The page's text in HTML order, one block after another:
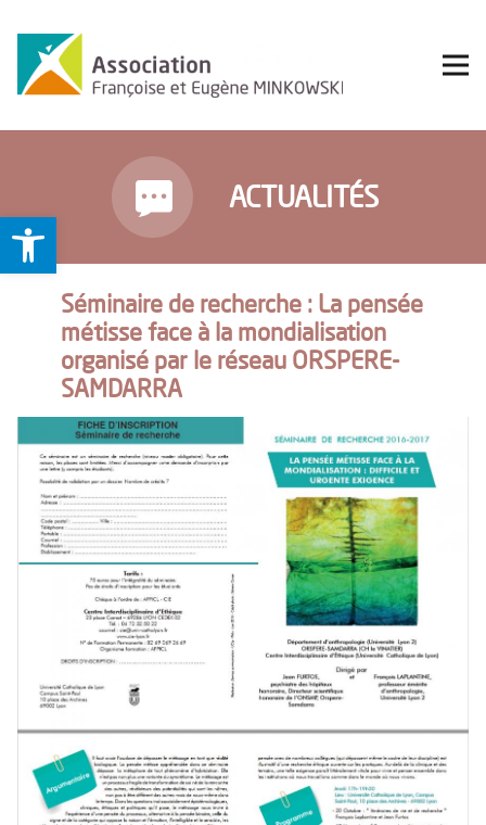
Ouvrir la barre d’outils
ACTUALITÉS
Séminaire de recherche : La pensée
métisse face à la mondialisation
organisé par le réseau ORSPERE-
SAMDARRA